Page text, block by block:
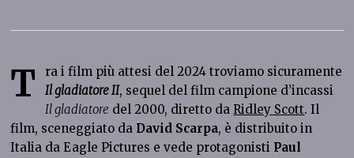
T
ra i film più attesi del 2024 troviamo sicuramente
Il gladiatore II, sequel del film campione d’incassi
Il gladiatore del 2000, diretto daRidley Scott. Il
film, sceneggiato da David Scarpa, è distribuito in
Italia da Eagle Pictures e vede protagonisti Paul